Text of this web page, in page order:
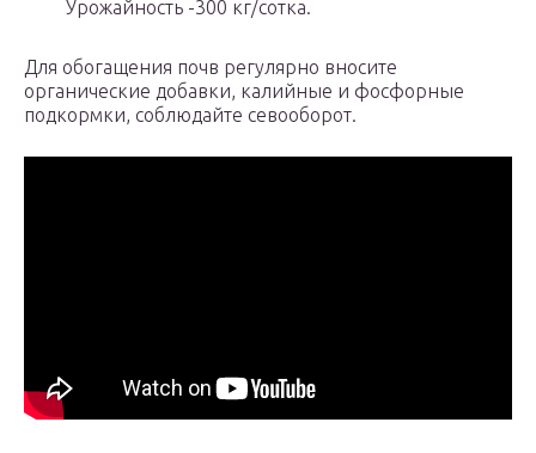
Урожайность -300 кг/сотка.
Для обогащения почв регулярно вносите
органические добавки, калийные и фосфорные
подкормки, соблюдайте севооборот.